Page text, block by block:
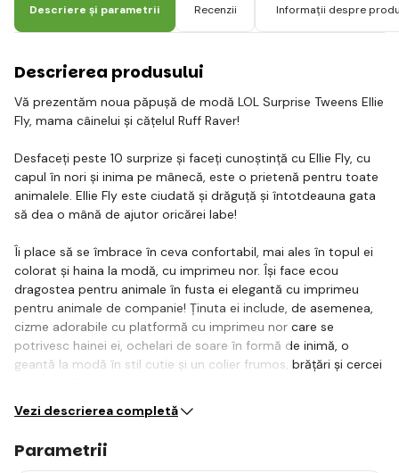
Descriere și parametrii Recenzii Informații despre
Descrierea produsului
Vă prezentăm noua păpușă de modă LOL Surprise Tweens Ellie
Fly, mama câinelui și cățelul Ruff Raver!
Desfaceți peste 10 surprize și faceți cunoștință cu Ellie Fly, cu
capul în nori și inima pe mânecă, este o prietenă pentru toate
animalele. Ellie Fly este ciudată și drăguță și întotdeauna gata
să dea o mână de ajutor oricărei labe!
Îi place să se îmbrace în ceva confortabil, mai ales în topul ei
colorat și haina la modă, cu imprimeu nor. Își face ecou
dragostea pentru animale în fusta ei elegantă cu imprimeu
pentru animale de companie! Ținuta ei include, de asemenea,
cizme adorabile cu platformă cu imprimeu nor care se
potrivesc hainei ei, ochelari de soare în formă de inimă, o
geantă la modă în stil cutie și un colier frumos, brățări și cercei
Vezi descrierea completă
Parametrii